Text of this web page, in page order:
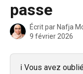
passe
Écrit par Nafja
9 février 2026
ℹ️ Vous avez